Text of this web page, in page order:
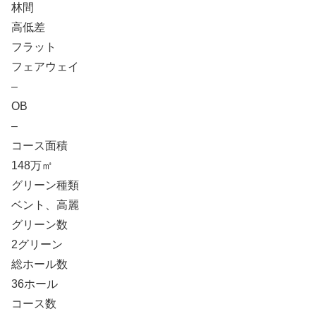
林間
高低差
フラット
フェアウェイ
–
OB
–
コース面積
148万㎡
グリーン種類
ベント、高麗
グリーン数
2グリーン
総ホール数
36ホール
コース数